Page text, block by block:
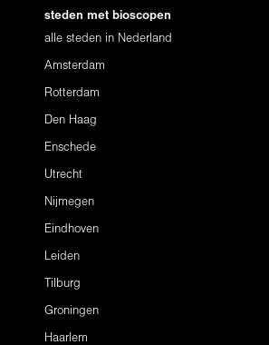
steden met bioscopen
alle steden in Nederland
Amsterdam
Rotterdam
Den Haag
Enschede
Utrecht
Nijmegen
Eindhoven
Leiden
Tilburg
Groningen
Haarlem